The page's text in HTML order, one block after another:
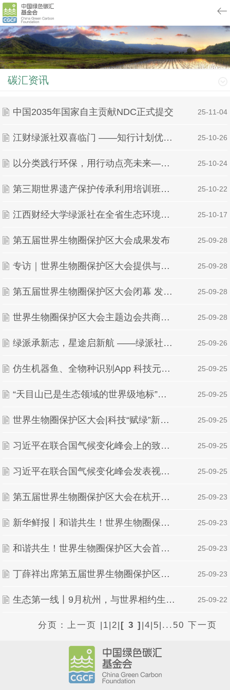
碳汇资讯
中国2035年国家自主贡献NDC正式提交 | 25-11-04
江财绿派社双喜临门 ——知行计划优秀结项，涓流行动成功立项 | 25-10-26
以分类践行环保，用行动点亮未来——工商管理学院物流241班开展环保主题班会 | 25-10-24
第三期世界遗产保护传承利用培训班在贵州铜仁开班 | 25-10-22
江西财经大学绿派社在全省生态环境保护座谈会上发出“江财声音” | 25-10-17
第五届世界生物圈保护区大会成果发布 | 25-09-28
专访｜世界生物圈保护区大会提供与中国合作机遇——访马来西亚国立大学名誉教授穆什丽法 | 25-09-28
第五届世界生物圈保护区大会闭幕 发布《杭州宣言》等标志性成果 | 25-09-28
世界生物圈保护区大会主题边会共商古树名木保护传承之策 | 25-09-28
绿派承新志，星途启新航 ——绿派社星光展招新活动圆满举行 | 25-09-26
仿生机器鱼、全物种识别App 科技元素助力世界生物圈保护 | 25-09-25
“天目山已是生态领域的世界级地标”——专访中国人与生物圈国家委员会秘书长王丁 | 25-09-25
世界生物圈保护区大会|科技“赋绿”新疆 携手国际阻击荒漠化 | 25-09-25
习近平在联合国气候变化峰会上的致辞（全文） | 25-09-25
习近平在联合国气候变化峰会发表视频致辞 | 25-09-25
第五届世界生物圈保护区大会在杭开幕 丁薛祥出席开幕式并致辞 阿祖莱致辞 安萨里出席 王浩侯建国致辞 | 25-09-23
新华鲜报丨和谐共生！世界生物圈保护区大会首次在中国举办 | 25-09-23
和谐共生！世界生物圈保护区大会首次在中国举办 | 25-09-23
丁薛祥出席第五届世界生物圈保护区大会开幕式并致辞 | 25-09-23
生态第一线丨9月杭州，与世界相约生物圈大会 | 25-09-22
分页： 上一页 | 1| 2| [ 3 ] |4| 5| ...50 下一页